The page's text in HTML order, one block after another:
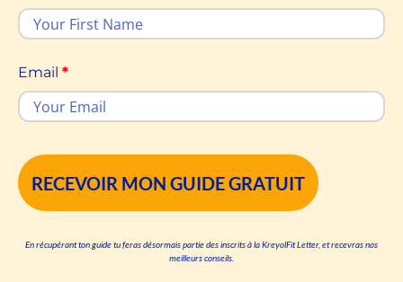
Email *
RECEVOIR MON GUIDE GRATUIT
En récupérant ton guide tu feras désormais partie des inscrits à la KreyolFit Letter, et recevras nos
meilleurs conseils.